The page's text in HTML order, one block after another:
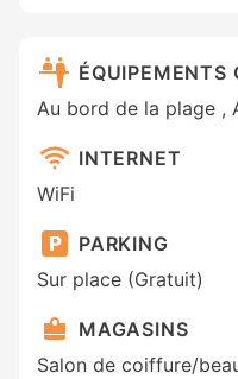
ÉQUIPEMENTS
Au bord de la plage ,
INTERNET
WiFi
PARKING
Sur place (Gratuit)
MAGASINS
Salon de coiffure/